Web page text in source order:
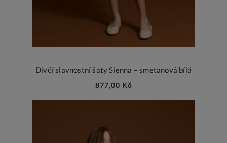
Dívčí slavnostní šaty Sienna – smetanová bílá
877,00 Kč